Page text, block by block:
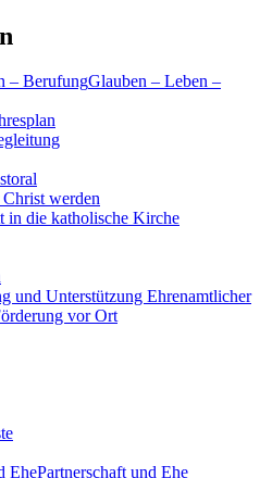
Glauben – Leben –
werden
in die katholische Kirche
und Unterstützung Ehrenamtlicher
vor Ort
Partnerschaft und Ehe